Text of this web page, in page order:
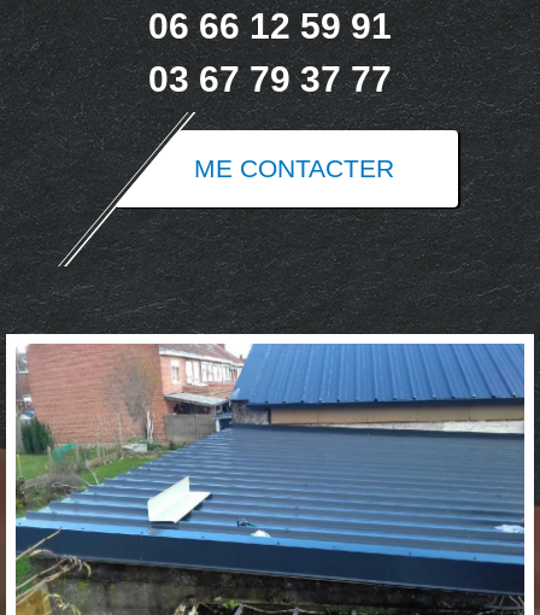
06 66 12 59 91
03 67 79 37 77
ME CONTACTER